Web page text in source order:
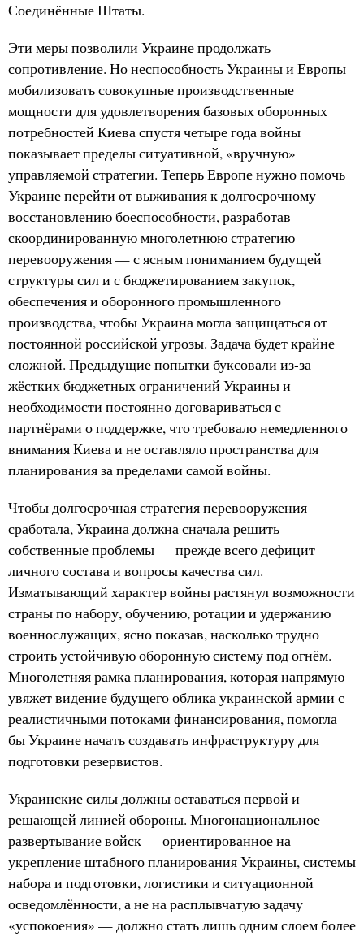
Соединённые Штаты.
Эти меры позволили Украине продолжать
сопротивление. Но неспособность Украины и Европы
мобилизовать совокупные производственные
мощности для удовлетворения базовых оборонных
потребностей Киева спустя четыре года войны
показывает пределы ситуативной, «вручную»
управляемой стратегии. Теперь Европе нужно помочь
Украине перейти от выживания к долгосрочному
восстановлению боеспособности, разработав
скоординированную многолетнюю стратегию
перевооружения — с ясным пониманием будущей
структуры сил и с бюджетированием закупок,
обеспечения и оборонного промышленного
производства, чтобы Украина могла защищаться от
постоянной российской угрозы. Задача будет крайне
сложной. Предыдущие попытки буксовали из-за
жёстких бюджетных ограничений Украины и
необходимости постоянно договариваться с
партнёрами о поддержке, что требовало немедленного
внимания Киева и не оставляло пространства для
планирования за пределами самой войны.
Чтобы долгосрочная стратегия перевооружения
сработала, Украина должна сначала решить
собственные проблемы — прежде всего дефицит
личного состава и вопросы качества сил.
Изматывающий характер войны растянул возможности
страны по набору, обучению, ротации и удержанию
военнослужащих, ясно показав, насколько трудно
строить устойчивую оборонную систему под огнём.
Многолетняя рамка планирования, которая напрямую
увяжет видение будущего облика украинской армии с
реалистичными потоками финансирования, помогла
бы Украине начать создавать инфраструктуру для
подготовки резервистов.
Украинские силы должны оставаться первой и
решающей линией обороны. Многонациональное
развертывание войск — ориентированное на
укрепление штабного планирования Украины, системы
набора и подготовки, логистики и ситуационной
осведомлённости, а не на расплывчатую задачу
«успокоения» — должно стать лишь одним слоем более